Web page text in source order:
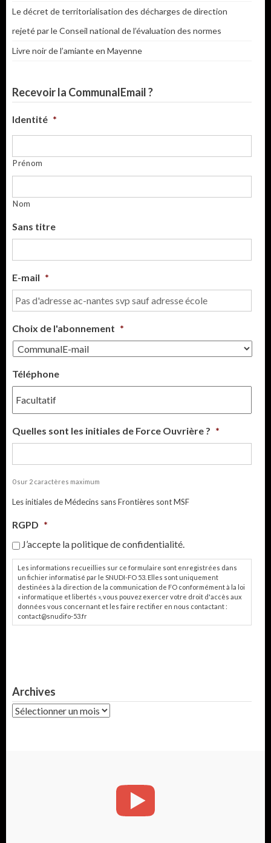
Le décret de territorialisation des décharges de direction
rejeté par le Conseil national de l’évaluation des normes
Livre noir de l’amiante en Mayenne
Recevoir la CommunalEmail ?
Identité *
Prénom
Nom
Sans titre
E-mail *
Choix de l'abonnement *
Téléphone
Quelles sont les initiales de Force Ouvrière ? *
0 sur 2 caractères maximum
Les initiales de Médecins sans Frontières sont MSF
RGPD *
J’accepte la politique de confidentialité.
Les informations recueillies sur ce formulaire sont enregistrées dans
un fichier informatisé par le SNUDI-FO 53. Elles sont uniquement
destinées à la direction de la communication de FO conformément à la loi
« informatique et libertés », vous pouvez exercer votre droit d'accès aux
données vous concernant et les faire rectifier en nous contactant :
contact@snudifo-53.fr
Archives
Archives